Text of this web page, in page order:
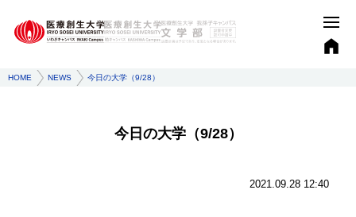
HOME NEWS 今日の大学（9/28）
今日の大学（9/28）
2021.09.28 12:40